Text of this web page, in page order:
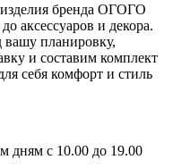
бренда ОГОГО
аксессуаров и декора.
планировку,
и составим комплект
себя комфорт и стиль
дням с 10.00 до 19.00